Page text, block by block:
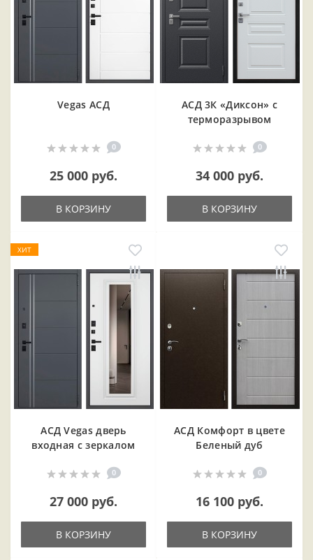
Vegas АСД
0
25 000 руб.
В КОРЗИНУ
АСД 3К «Диксон» с
терморазрывом
0
34 000 руб.
В КОРЗИНУ
ХИТ
АСД Vegas дверь
входная с зеркалом
0
27 000 руб.
В КОРЗИНУ
АСД Комфорт в цвете
Беленый дуб
0
16 100 руб.
В КОРЗИНУ